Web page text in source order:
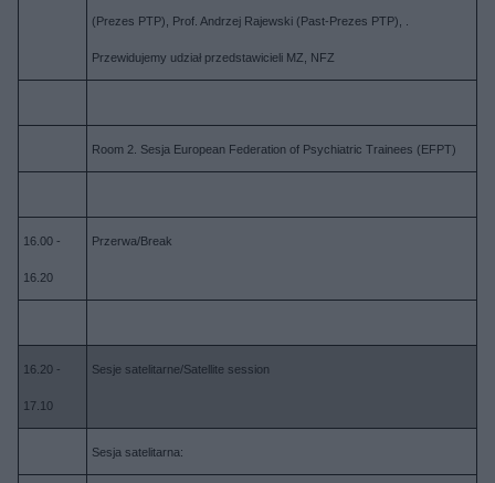
(Prezes PTP), Prof. Andrzej Rajewski (Past-Prezes PTP), .
Przewidujemy udział przedstawicieli MZ, NFZ
Room 2. Sesja European Federation of Psychiatric Trainees (EFPT)
16.00 -
16.20
Przerwa/Break
16.20 -
17.10
Sesje satelitarne/Satellite session
Sesja satelitarna: